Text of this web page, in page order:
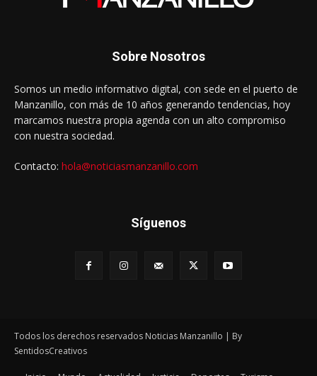
Sobre Nosotros
Somos un medio informativo digital, con sede en el puerto de
Manzanillo, con más de 10 años generando tendencias, hoy
marcamos nuestra propia agenda con un alto compromiso
con nuestra sociedad.
Contacto: hola@noticiasmanzanillo.com
Síguenos
Todos los derechos reservados Noticias Manzanillo | By
SentidosCreativos